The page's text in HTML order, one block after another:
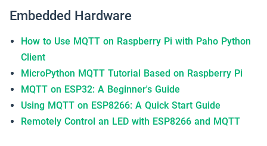
Embedded Hardware
How to Use MQTT on Raspberry Pi with Paho Python
Client
MicroPython MQTT Tutorial Based on Raspberry Pi
MQTT on ESP32: A Beginner's Guide
Using MQTT on ESP8266: A Quick Start Guide
Remotely Control an LED with ESP8266 and MQTT